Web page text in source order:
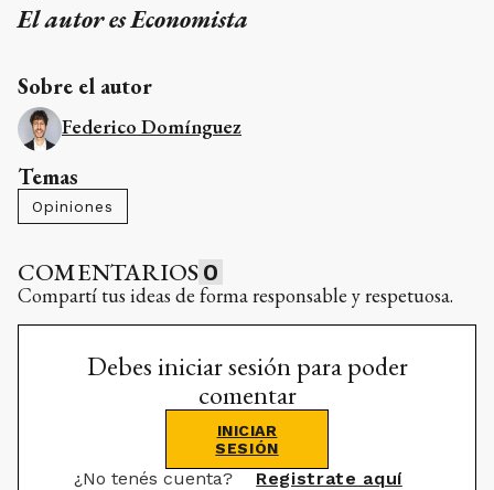
El autor es Economista
Sobre el autor
Federico Domínguez
Temas
Opiniones
COMENTARIOS 0
Compartí tus ideas de forma responsable y respetuosa.
Debes iniciar sesión para poder
comentar
INICIAR
SESIÓN
¿No tenés cuenta? Registrate aquí